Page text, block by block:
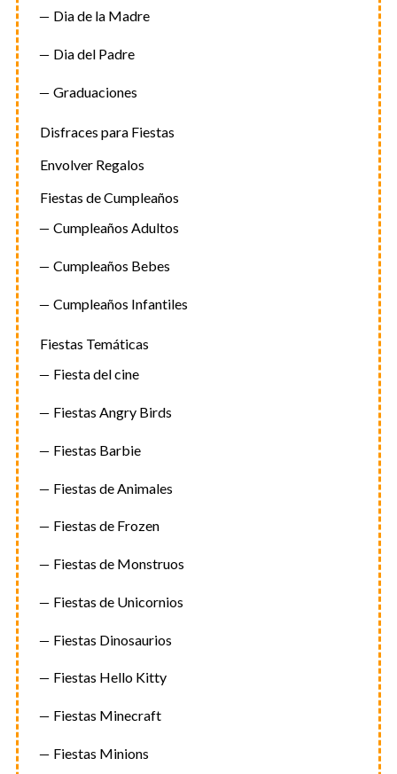
Dia de la Madre
Dia del Padre
Graduaciones
Disfraces para Fiestas
Envolver Regalos
Fiestas de Cumpleaños
Cumpleaños Adultos
Cumpleaños Bebes
Cumpleaños Infantiles
Fiestas Temáticas
Fiesta del cine
Fiestas Angry Birds
Fiestas Barbie
Fiestas de Animales
Fiestas de Frozen
Fiestas de Monstruos
Fiestas de Unicornios
Fiestas Dinosaurios
Fiestas Hello Kitty
Fiestas Minecraft
Fiestas Minions